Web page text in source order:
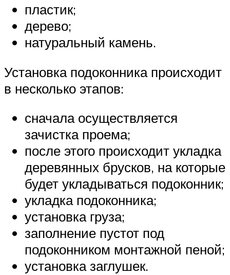
пластик;
дерево;
натуральный камень.
Установка подоконника происходит
в несколько этапов:
сначала осуществляется
зачистка проема;
после этого происходит укладка
деревянных брусков, на которые
будет укладываться подоконник;
укладка подоконника;
установка груза;
заполнение пустот под
подоконником монтажной пеной;
установка заглушек.